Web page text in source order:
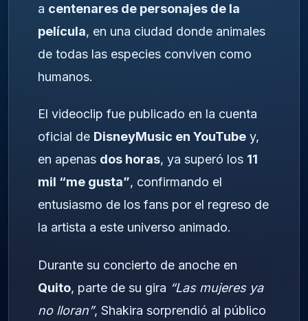
a centenares de personajes de la
película, en una ciudad donde animales
de todas las especies conviven como
humanos.
El videoclip fue publicado en la cuenta
oficial de DisneyMusic en YouTube y,
en apenas dos horas, ya superó los 11
mil “me gusta”, confirmando el
entusiasmo de los fans por el regreso de
la artista a este universo animado.
Durante su concierto de anoche en
Quito, parte de su gira “Las mujeres ya
no lloran”, Shakira sorprendió al público